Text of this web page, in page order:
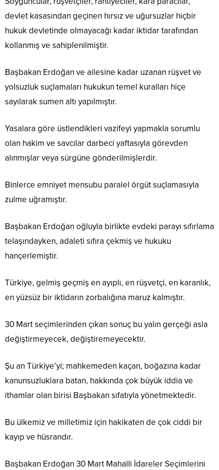
devlet kasasından geçinen hırsız ve uğursuzlar hiçbir
hukuk devletinde olmayacağı kadar iktidar tarafından
kollanmış ve sahiplenilmiştir.
Başbakan Erdoğan ve ailesine kadar uzanan rüşvet ve
yolsuzluk suçlamaları hukukun temel kuralları hiçe
sayılarak sumen altı yapılmıştır.
Yasalara göre üstlendikleri vazifeyi yapmakla sorumlu
olan hakim ve savcılar darbeci yaftasıyla görevden
alınmışlar veya sürgüne gönderilmişlerdir.
Binlerce emniyet mensubu paralel örgüt suçlamasıyla
zulme uğramıştır.
Başbakan Erdoğan oğluyla birlikte evdeki parayı sıfırlama
telaşındayken, adaleti sıfıra çekmiş ve hukuku
hançerlemiştir.
Türkiye, gelmiş geçmiş en ayıplı, en rüşvetçi, en karanlık,
en yüzsüz bir iktidarın zorbalığına maruz kalmıştır.
30 Mart seçimlerinden çıkan sonuç bu yalın gerçeği asla
değiştirmeyecek, değiştiremeyecektir.
Şu an Türkiye’yi; mahkemeden kaçan, boğazına kadar
kanunsuzluklara batan, hakkında çok büyük iddia ve
ithamlar olan birisi Başbakan sıfatıyla yönetmektedir.
Bu ülkemiz ve milletimiz için hakikaten de çok ciddi bir
kayıp ve hüsrandır.
Başbakan Erdoğan 30 Mart Mahalli İdareler Seçimlerini